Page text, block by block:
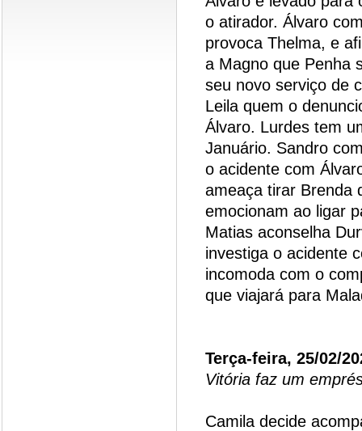
o atirador. Álvaro
provoca Thelma, e
a Magno que Penha
seu novo serviço de
Leila quem o
Álvaro. Lurdes tem
Januário. Sandro
o acidente com
ameaça tirar Brenda
emocionam ao ligar
Matias aconselha
investiga o acidente
incomoda com o
que viajará para
Terça-feira, 25/02/
Vitória faz um
Camila decide